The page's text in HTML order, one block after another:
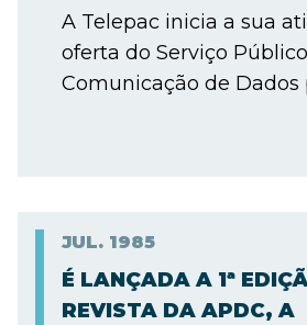
A Telepac inicia a sua
oferta do Serviço
Comunicação de Dados
JUL. 1985
É LANÇADA A 1ª
REVISTA DA APDC, A